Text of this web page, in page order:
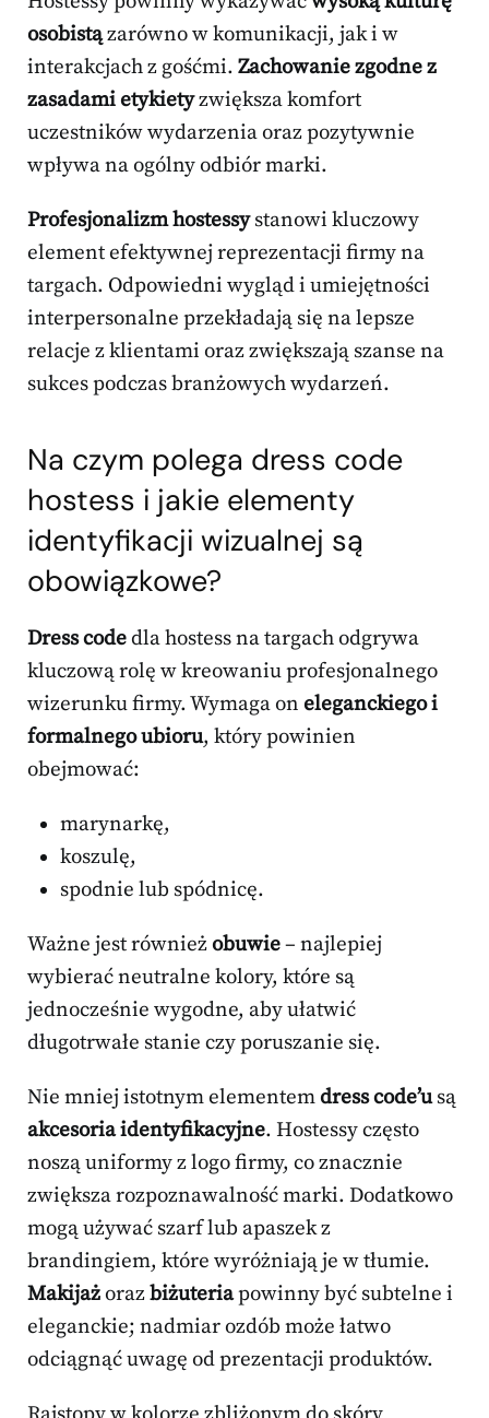
osobistązarówno w komunikacji, jak i w
interakcjach z gośćmi. Zachowanie zgodne z
zasadami etykietyzwiększa komfort
uczestników wydarzenia oraz pozytywnie
wpływa na ogólny odbiór marki.
Profesjonalizm hostessystanowi kluczowy
element efektywnej reprezentacji firmy na
targach. Odpowiedni wygląd i umiejętności
interpersonalne przekładają się na lepsze
relacje z klientami oraz zwiększają szanse na
sukces podczas branżowych wydarzeń.
Na czym polega dress code
hostess i jakie elementy
identyfikacji wizualnej są
obowiązkowe?
Dress codedla hostess na targach odgrywa
kluczową rolę w kreowaniu profesjonalnego
wizerunku firmy. Wymaga on eleganckiego i
formalnego ubioru, który powinien
obejmować:
marynarkę,
koszulę,
spodnie lub spódnicę.
Ważne jest równieżobuwie– najlepiej
wybierać neutralne kolory, które są
jednocześnie wygodne, aby ułatwić
długotrwałe stanie czy poruszanie się.
Nie mniej istotnym elementemdress code’usą
akcesoria identyfikacyjne. Hostessy często
noszą uniformy z logo firmy, co znacznie
zwiększa rozpoznawalność marki. Dodatkowo
mogą używać szarf lub apaszek z
brandingiem, które wyróżniają je w tłumie.
Makijażorazbiżuteriapowinny być subtelne i
eleganckie; nadmiar ozdób może łatwo
odciągnąć uwagę od prezentacji produktów.